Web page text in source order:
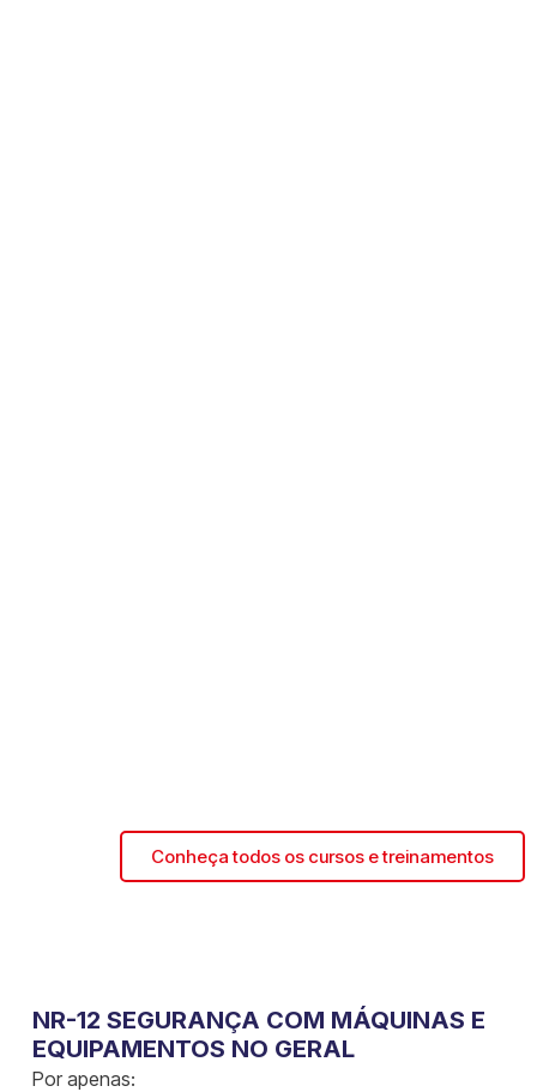
Conheça todos os cursos e treinamentos
NR-12 SEGURANÇA COM MÁQUINAS E
EQUIPAMENTOS NO GERAL
Por apenas: